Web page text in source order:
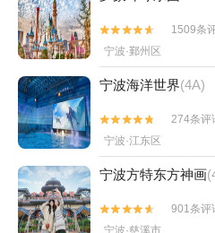


1509条
宁波·鄞州区
宁波海洋世界(4A)


274条评
宁波·江东区
宁波方特东方神画


901条评
宁波·慈溪市